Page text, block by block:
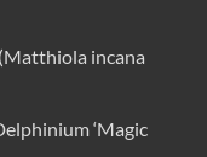
incana
‘Magic